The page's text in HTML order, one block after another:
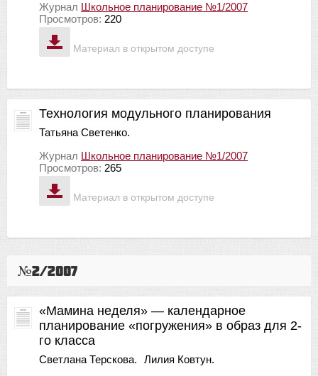
Материал в открытом доступе
Журнал Школьное планирование №1/2007
Просмотров: 220
Материал в открытом доступе
Технология модульного планирования
Татьяна Светенко.
Журнал Школьное планирование №1/2007
Просмотров: 265
№2/2007
«Мамина неделя» — календарное
планирование «погружения» в образ для 2-
го класса
Светлана Терскова.
Лилия Ковтун.